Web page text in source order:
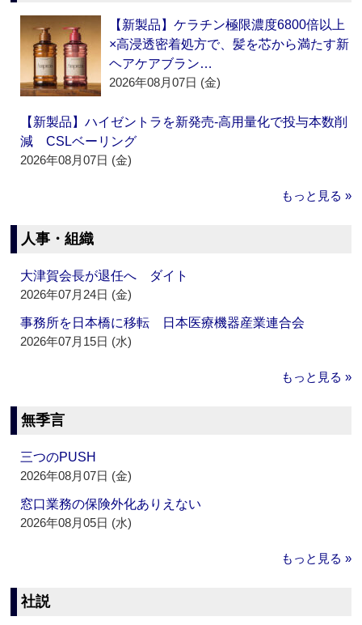
【新製品】ケラチン極限濃度6800倍以上
×高浸透密着処方で、髪を芯から満たす新
ヘアケアブラン…
2026年08月07日 (金)
【新製品】ハイゼントラを新発売‐高用量化で投与本数削
減 CSLベーリング
2026年08月07日 (金)
もっと見る »
人事・組織
大津賀会長が退任へ ダイト
2026年07月24日 (金)
事務所を日本橋に移転 日本医療機器産業連合会
2026年07月15日 (水)
もっと見る »
無季言
三つのPUSH
2026年08月07日 (金)
窓口業務の保険外化ありえない
2026年08月05日 (水)
もっと見る »
社説